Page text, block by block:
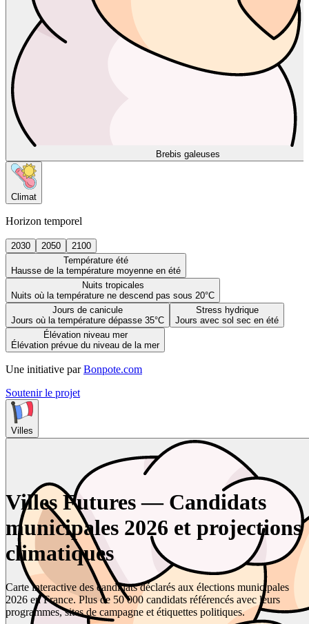
Brebis galeuses
Climat
Horizon temporel
2030 2050
2100
Température été
Hausse de la température moyenne en été
Nuits tropicales
Nuits où la température ne descend pas sous 20°C
Jours de canicule
Jours où la température dépasse 35°C
Stress hydrique
Jours avec sol sec en été
Élévation niveau mer
Élévation prévue du niveau de la mer
Une initiative par Bonpote.com
Soutenir le projet
Villes
Villes Futures — Candidats
municipales 2026 et projections
climatiques
Carte interactive des candidats déclarés aux élections municipales
2026 en France. Plus de 50 000 candidats référencés avec leurs
programmes, sites de campagne et étiquettes politiques.